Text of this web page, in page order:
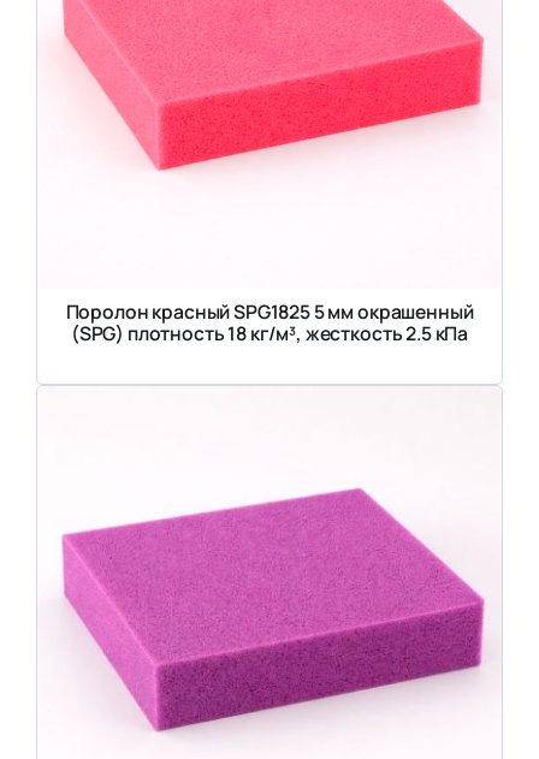
Поролон красный SPG1825 5 мм окрашенный
(SPG) плотность 18 кг/м³, жесткость 2.5 кПа